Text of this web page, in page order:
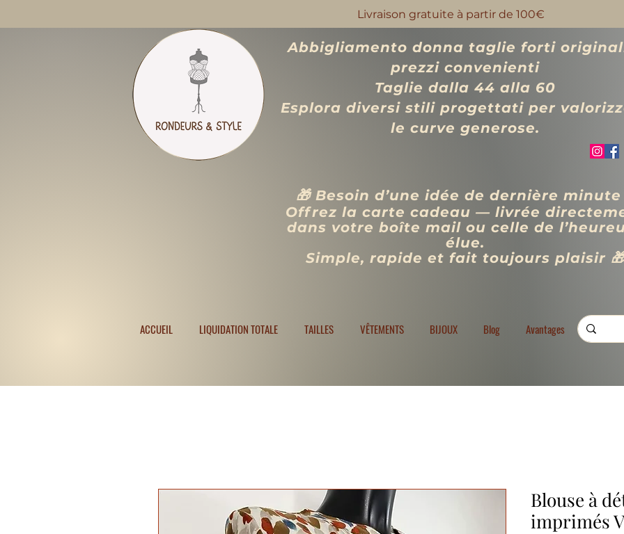
Abbigliamento donna taglie forti
prezzi convenienti
Taglie dalla 44 alla 60
Esplora diversi stili progettati per
le curve generose.
🎁 Besoin d’une idée de dernière minute
Offrez la carte cadeau — livrée
dans votre boîte mail ou celle de
élue.
Simple, rapide et fait toujours plaisir
ACCUEIL LIQUIDATION TOTALE TAILLES VÊTEMENTS BIJOUX Blog Avantages
Livraison gratuite à partir de 100€
Blouse à
imprimés